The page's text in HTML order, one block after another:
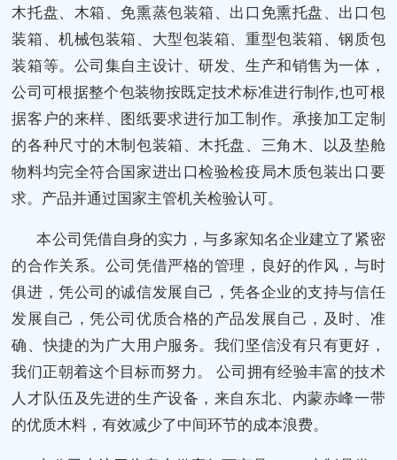
木托盘、木箱、免熏蒸包装箱、出口免熏托盘、出口包
装箱、机械包装箱、大型包装箱、重型包装箱、钢质包
装箱等。公司集自主设计、研发、生产和销售为一体，
公司可根据整个包装物按既定技术标准进行制作,也可根
据客户的来样、图纸要求进行加工制作。承接加工定制
的各种尺寸的木制包装箱、木托盘、三角木、以及垫舱
物料均完全符合国家进出口检验检疫局木质包装出口要
求。产品并通过国家主管机关检验认可。
本公司凭借自身的实力，与多家知名企业建立了紧密
的合作关系。公司凭借严格的管理，良好的作风，与时
俱进，凭公司的诚信发展自己，凭各企业的支持与信任
发展自己，凭公司优质合格的产品发展自己，及时、准
确、快捷的为广大用户服务。我们坚信没有只有更好，
我们正朝着这个目标而努力。 公司拥有经验丰富的技术
人才队伍及先进的生产设备，来自东北、内蒙赤峰一带
的优质木料，有效减少了中间环节的成本浪费。